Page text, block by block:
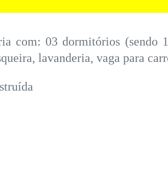
com: 03 dormitórios (sendo
lavanderia, vaga para